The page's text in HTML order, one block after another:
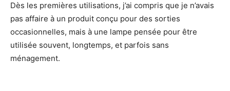
Dès les premières utilisations, j’ai compris que je n’avais
pas affaire à un produit conçu pour des sorties
occasionnelles, mais à une lampe pensée pour être
utilisée souvent, longtemps, et parfois sans
ménagement.